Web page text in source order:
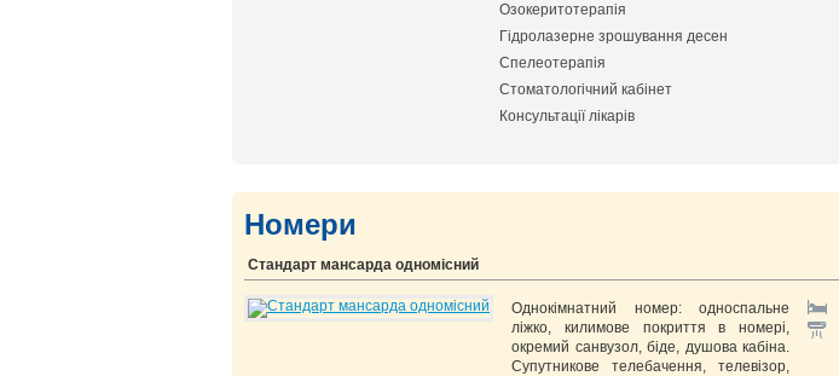
Озокеритотерапія
Гідролазерне зрошування десен
Спелеотерапія
Стоматологічний кабінет
Консультації лікарів
Номери
Стандарт мансарда одномісний
Однокімнатний номер: односпальне
ліжко, килимове покриття в номері,
окремий санвузол, біде, душова кабіна.
Супутникове телебачення, телевізор,